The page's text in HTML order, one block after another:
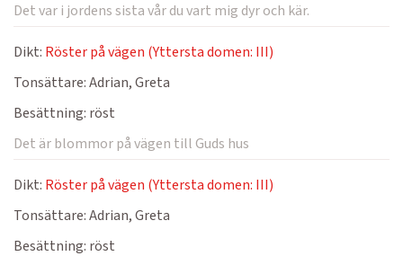
Det var i jordens sista vår du vart mig dyr och kär.
Dikt: Röster på vägen (Yttersta domen: III)
Tonsättare:Adrian, Greta
Besättning: röst
Det är blommor på vägen till Guds hus
Dikt: Röster på vägen (Yttersta domen: III)
Tonsättare:Adrian, Greta
Besättning: röst